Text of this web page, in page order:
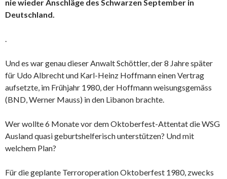
nie wieder Anschläge des Schwarzen September in
Deutschland.
.
Und es war genau dieser Anwalt Schöttler, der 8 Jahre später
für Udo Albrecht und Karl-Heinz Hoffmann einen Vertrag
aufsetzte, im Frühjahr 1980, der Hoffmann weisungsgemäss
(BND, Werner Mauss) in den Libanon brachte.
Wer wollte 6 Monate vor dem Oktoberfest-Attentat die WSG
Ausland quasi geburtshelferisch unterstützen? Und mit
welchem Plan?
Für die geplante Terroroperation Oktoberfest 1980, zwecks